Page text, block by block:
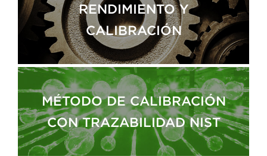
RENDIMIENTO Y
CALIBRACIÓN
MÉTODO DE CALIBRACIÓN
CON TRAZABILIDAD NIST